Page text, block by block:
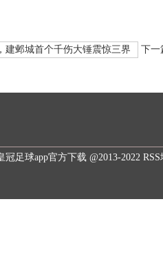
建邺城首个千伤大锤震惊三界 下一
冠足球app官方下载 @2013-2022 RSS